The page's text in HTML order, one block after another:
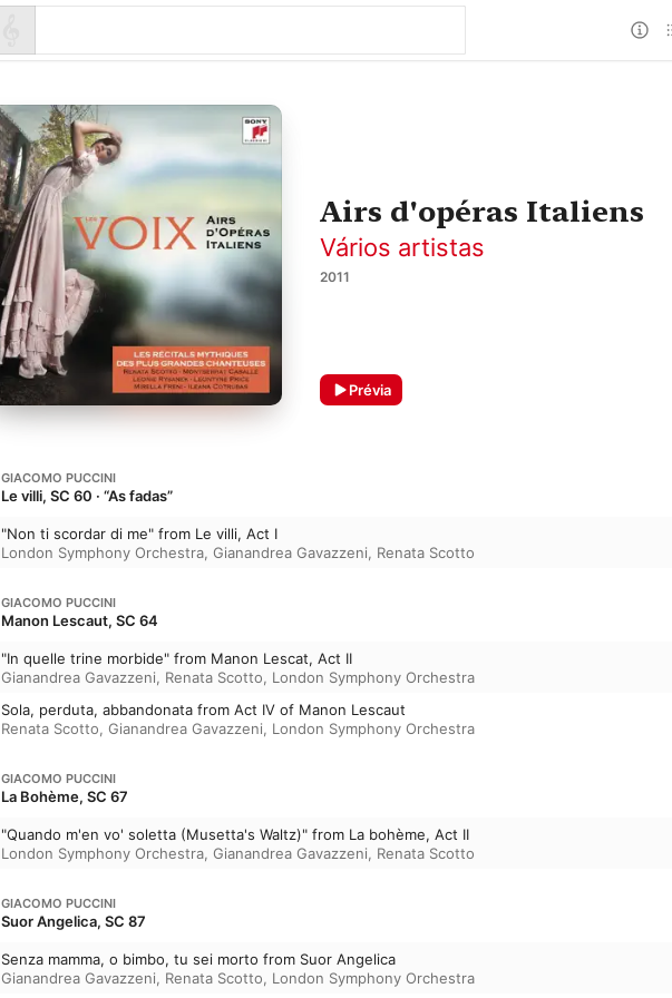
Airs d'opéras Italiens
Vários artistas
2011
Prévia
GIACOMO PUCCINI
Le villi, SC 60 · “As fadas”
"Non ti scordar di me" from Le villi, Act I
London Symphony Orchestra, Gianandrea Gavazzeni, Renata Scotto
GIACOMO PUCCINI
Manon Lescaut, SC 64
"In quelle trine morbide" from Manon Lescat, Act II
Gianandrea Gavazzeni, Renata Scotto, London Symphony Orchestra
Sola, perduta, abbandonata from Act IV of Manon Lescaut
Renata Scotto, Gianandrea Gavazzeni, London Symphony Orchestra
GIACOMO PUCCINI
La Bohème, SC 67
"Quando m'en vo' soletta (Musetta's Waltz)" from La bohème, Act II
London Symphony Orchestra, Gianandrea Gavazzeni, Renata Scotto
GIACOMO PUCCINI
Suor Angelica, SC 87
Senza mamma, o bimbo, tu sei morto from Suor Angelica
Gianandrea Gavazzeni, Renata Scotto, London Symphony Orchestra